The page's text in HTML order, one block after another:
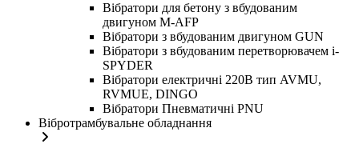
Вібратори для бетону з вбудованим
двигуном M-AFP
Вібратори з вбудованим двигуном GUN
Вібратори з вбудованим перетворювачем i-
SPYDER
Вібратори електричні 220B тип AVMU,
RVMUE, DINGO
Вібратори Пневматичні PNU
Вібротрамбувальне обладнання